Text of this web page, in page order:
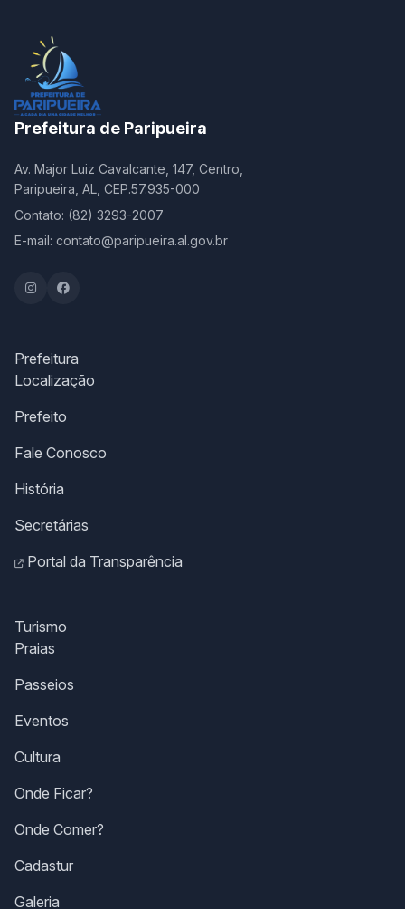
Prefeitura de Paripueira
Av. Major Luiz Cavalcante, 147, Centro,
Paripueira, AL, CEP.57.935-000
Contato: (82) 3293-2007
E-mail: contato@paripueira.al.gov.br
Prefeitura
Localização
Prefeito
Fale Conosco
História
Secretárias
Portal da Transparência
Turismo
Praias
Passeios
Eventos
Cultura
Onde Ficar?
Onde Comer?
Cadastur
Galeria